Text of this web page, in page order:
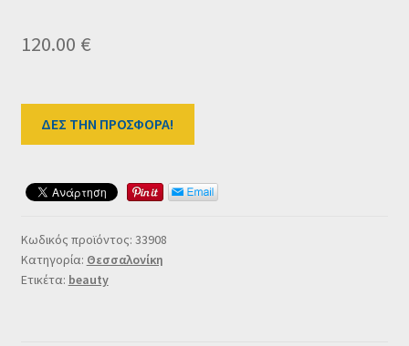
120.00 €
ΔΕΣ ΤΗΝ ΠΡΟΣΦΟΡΑ!
Κωδικός προϊόντος: 33908
Κατηγορία: Θεσσαλονίκη
Ετικέτα: beauty